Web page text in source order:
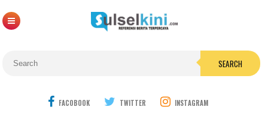
SEARCH
FACOBOOK TWITTER INSTAGRAM